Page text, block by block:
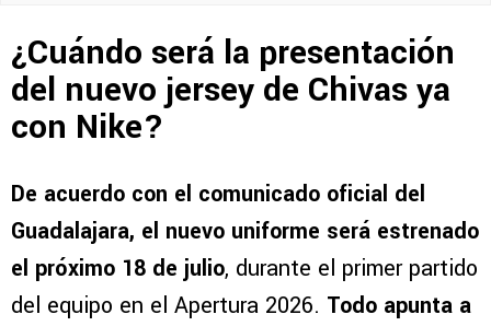
¿Cuándo será la presentación
del nuevo jersey de Chivas ya
con Nike?
De acuerdo con el comunicado oficial del
Guadalajara, el nuevo uniforme será estrenado
el próximo 18 de julio, durante el primer partido
del equipo en el Apertura 2026. Todo apunta a